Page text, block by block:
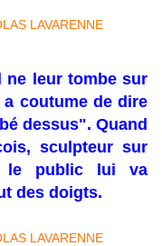
ne leur tombe sur
a coutume de dire
dessus". Quand
sculpteur sur
le public lui va
des doigts.